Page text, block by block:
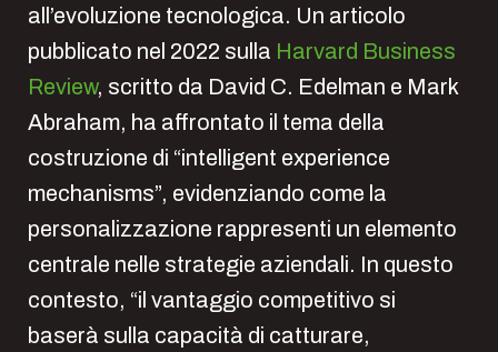
all’evoluzione tecnologica. Un articolo
pubblicato nel 2022 sulla Harvard Business
Review, scritto da David C. Edelman e Mark
Abraham, ha affrontato il tema della
costruzione di “intelligent experience
mechanisms”, evidenziando come la
personalizzazione rappresenti un elemento
centrale nelle strategie aziendali. In questo
contesto, “il vantaggio competitivo si
baserà sulla capacità di catturare,